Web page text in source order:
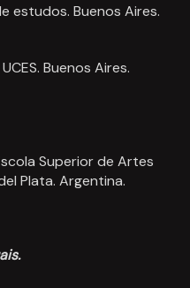
estudos. Buenos Aires.
Buenos Aires.
Superior de Artes
Plata. Argentina.